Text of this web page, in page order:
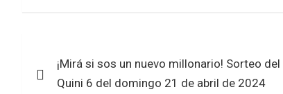
ce
o
o
tt at
A
p
ar
de
¡Mirá si sos un nuevo millonario! Sorteo del
Quini 6 del domingo 21 de abril de 2024